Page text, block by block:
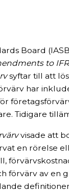
Board
to
syftar till att
har
Tidigare
visade att
en rörelse
förvärv av en